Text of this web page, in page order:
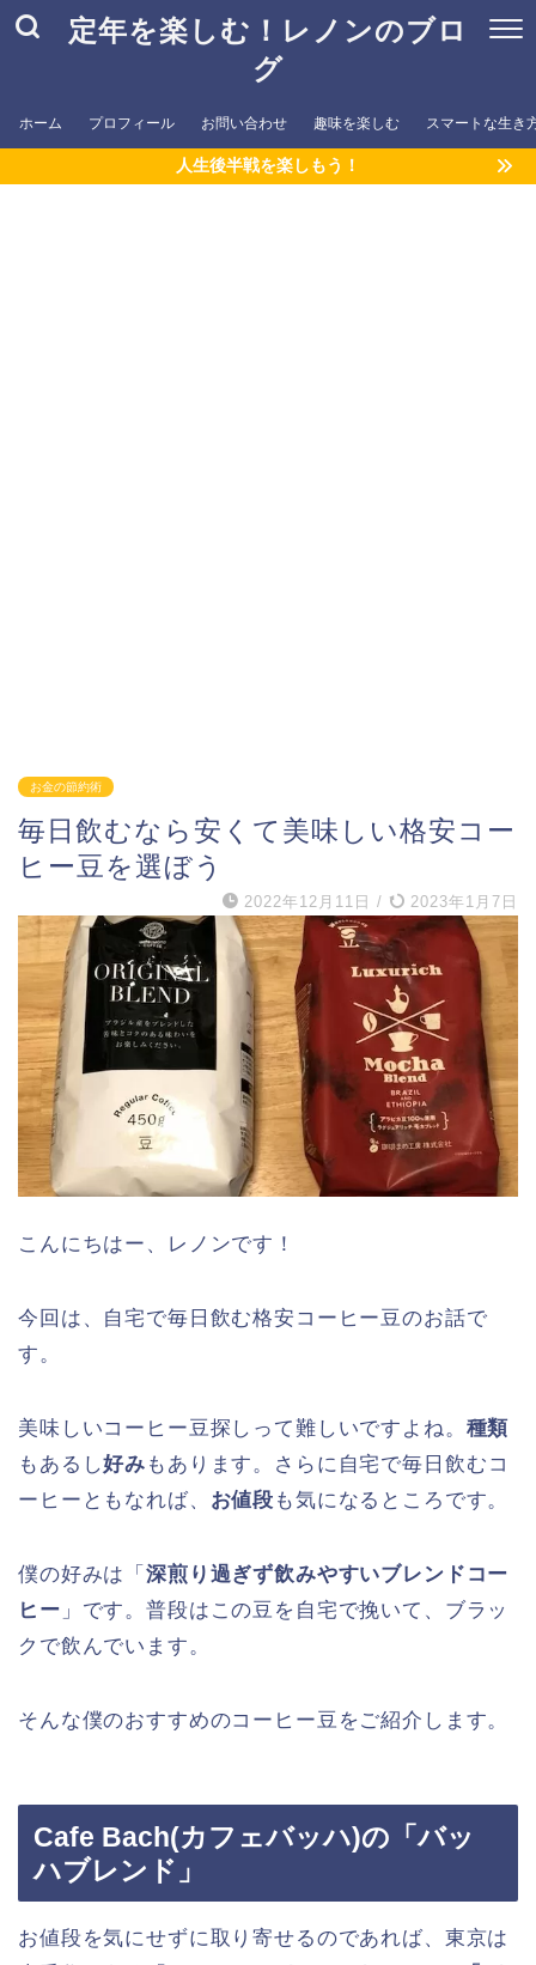
定年を楽しむ！レノンのブロ
グ
ホーム プロフィール お問い合わせ 趣味を楽しむ スマートな生き
人生後半戦を楽しもう！
お金の節約術
毎日飲むなら安くて美味しい格安コー
ヒー豆を選ぼう
2022年12月11日 / 2023年1月7日
こんにちはー、レノンです！
今回は、自宅で毎日飲む格安コーヒー豆のお話で
す。
美味しいコーヒー豆探しって難しいですよね。 種類
もあるし好み もあります。さらに自宅で毎日飲むコ
ーヒーともなれば、 お値段 も気になるところです。
僕の好みは「深煎り過ぎず飲みやすいブレンドコー
ヒー 」です。普段はこの豆を自宅で挽いて、ブラッ
クで飲んでいます。
そんな僕のおすすめのコーヒー豆をご紹介します。
Cafe Bach(カフェバッハ)の「バッ
ハブレンド」
お値段を気にせずに取り寄せるのであれば、東京は